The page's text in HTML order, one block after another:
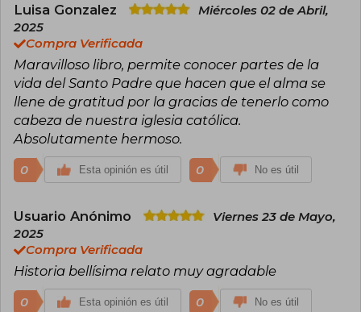
Luisa Gonzalez
Miércoles 02 de Abril,
2025
Compra Verificada
Maravilloso libro, permite conocer partes de la
vida del Santo Padre que hacen que el alma se
llene de gratitud por la gracias de tenerlo como
cabeza de nuestra iglesia católica.
Absolutamente hermoso.
0 Esta opinión es útil 0 No es útil
Usuario Anónimo
Viernes 23 de Mayo,
2025
Compra Verificada
Historia bellísima relato muy agradable
0 Esta opinión es útil 0 No es útil